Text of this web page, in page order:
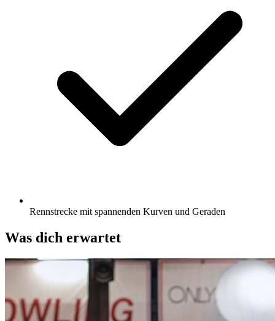
Rennstrecke mit spannenden Kurven und Geraden
Was dich erwartet